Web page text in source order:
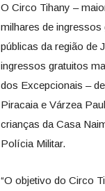
O Circo Tihany –
milhares de
públicas da região de
ingressos gratuitos
dos Excepcionais –
Piracaia e Várzea
crianças da Casa
Polícia Militar.
“O objetivo do Circo